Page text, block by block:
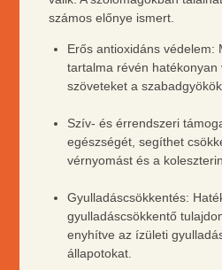
számos előnye ismert.
Erős antioxidáns védelem:
tartalma révén hatékonyan
szöveteket a
Szív- és érrendszeri
egészségét, segíthet
vérnyomást és a
Gyulladáscsökkentés:
gyulladáscsökkentő
enyhítve az ízületi
állapotokat.